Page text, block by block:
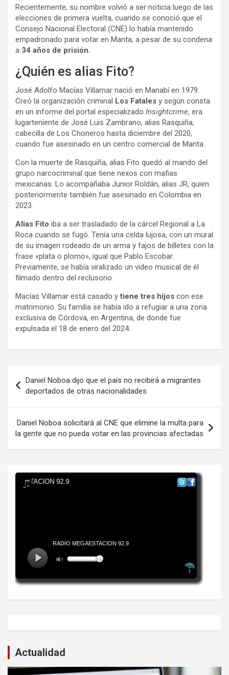
Recientemente, su nombre volvió a ser noticia luego de las
elecciones de primera vuelta, cuando se conoció que el
Consejo Nacional Electoral (CNE) lo había mantenido
empadronado para votar en Manta, a pesar de su condena
a 34 años de prisión.
¿Quién es alias Fito?
José Adolfo Macías Villamar nació en Manabí en 1979.
Creó la organización criminal Los Fatales y según consta
en un informe del portal especializado Insightcrime, era
lugarteniente de José Luis Zambrano, alias Rasquiña,
cabecilla de Los Choneros hasta diciembre del 2020,
cuando fue asesinado en un centro comercial de Manta.
Con la muerte de Rasquiña, alias Fito quedó al mando del
grupo narcocriminal que tiene nexos con mafias
mexicanas. Lo acompañaba Junior Roldán, alias JR, quien
posteriormente también fue asesinado en Colombia en
2023.
Alias Fito iba a ser trasladado de la cárcel Regional a La
Roca cuando se fugó. Tenía una celda lujosa, con un mural
de su imagen rodeado de un arma y fajos de billetes con la
frase «plata o plomo», igual que Pablo Escobar.
Previamente, se había viralizado un video musical de él
filmado dentro del reclusorio.
Macías Villamar está casado ytiene tres hijos con ese
matrimonio. Su familia se había ido a refugiar a una zona
exclusiva de Córdova, en Argentina, de donde fue
expulsada el 18 de enero del 2024.
de
entradas
Daniel Noboa dijo que el país no recibirá a migrantes
deportados de otras nacionalidades
Daniel Noboa solicitará al CNE que elimine la multa para
la gente que no pueda votar en las provincias afectadas
Actualidad